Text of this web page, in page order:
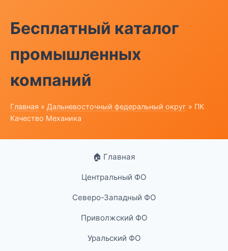
Бесплатный каталог
промышленных
компаний
Главная » Дальневосточный федеральный округ » ПК
Качество Механика
🏠 Главная
Центральный ФО
Северо-Западный ФО
Приволжский ФО
Уральский ФО